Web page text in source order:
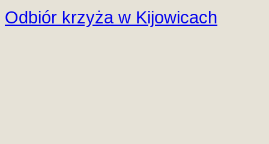
Odbiór krzyża w Kijowicach